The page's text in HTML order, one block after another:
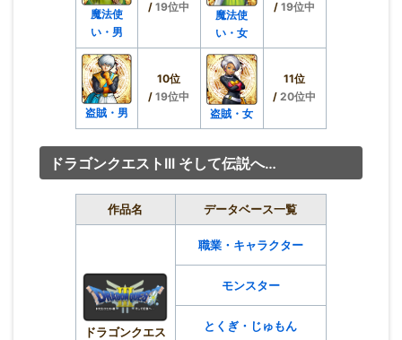
魔法使
い・男
/19位中
魔法使
い・女
/19位中
盗賊・男
10位
/19位中
盗賊・女
11位
/20位中
ドラゴンクエストIII そして伝説へ…
作品名 データベース一覧
ドラゴンクエス
職業・キャラクター
モンスター
とくぎ・じゅもん